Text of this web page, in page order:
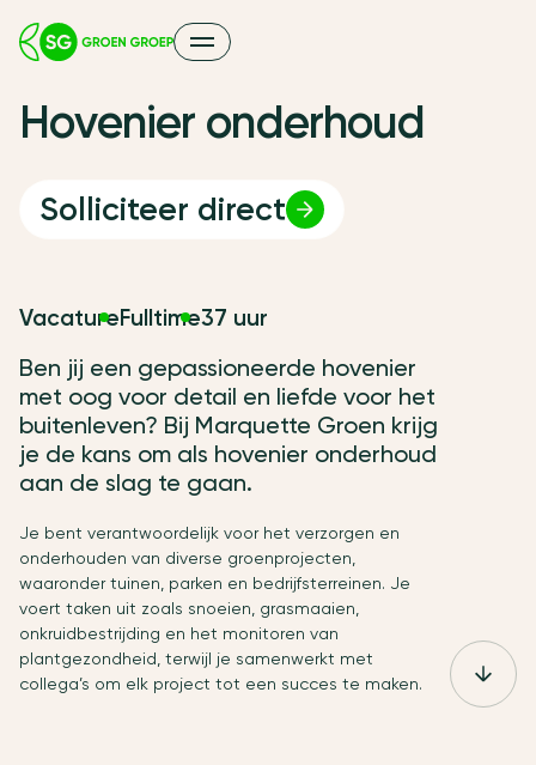
Hovenier onderhoud
Solliciteer direct
VacatureFulltime37 uur
Ben jij een gepassioneerde hovenier
met oog voor detail en liefde voor het
buitenleven? Bij Marquette Groen krijg
je de kans om als hovenier onderhoud
aan de slag te gaan.
Je bent verantwoordelijk voor het verzorgen en
onderhouden van diverse groenprojecten,
waaronder tuinen, parken en bedrijfsterreinen. Je
voert taken uit zoals snoeien, grasmaaien,
onkruidbestrijding en het monitoren van
plantgezondheid, terwijl je samenwerkt met
collega’s om elk project tot een succes te maken.